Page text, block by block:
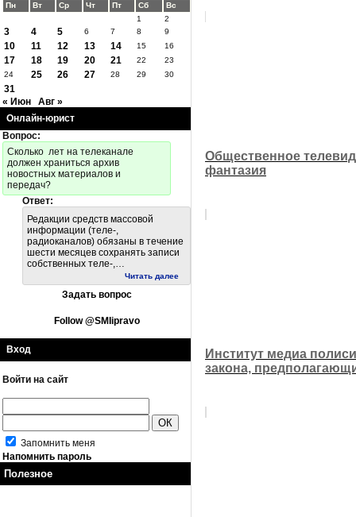
Пн Вт Ср Чт Пт Сб
Вс
1
2
3 4 5 6 7 8 9
10 11 12 13 14 15 16
17 18 19 20 21 22
23
24
25 26 27 28 29 30
31
« Июн
Авг »
Онлайн-юрист
Вопрос:
Cколько лет на телеканале
должен храниться архив
новостных материалов и
передач?
Ответ:
Редакции средств массовой
информации (теле-,
радиоканалов) обязаны в течение
шести месяцев сохранять записи
собственных теле-,…
Читать далее
Задать вопрос
Follow @SMIipravo
Вход
Войти на сайт
Запомнить меня
Напомнить пароль
Полезное
Общественное
фантазия
Институт медиа
закона,